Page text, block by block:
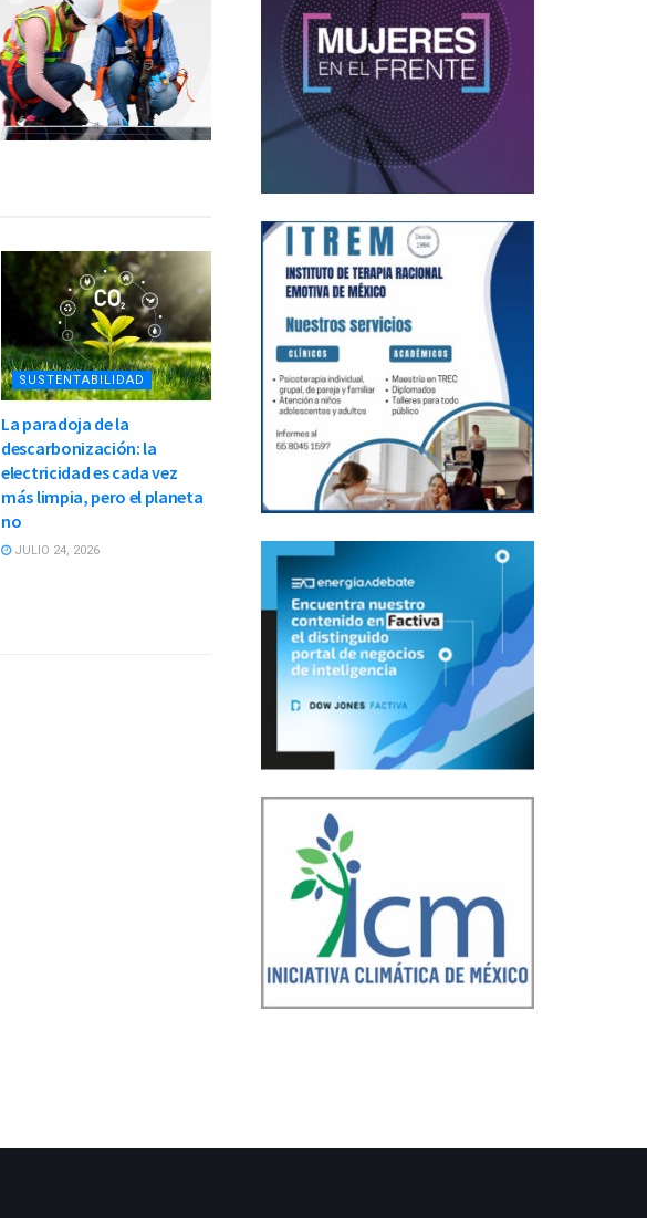
SUSTENTABILIDAD
La paradoja de la
descarbonización: la
electricidad es cada vez
más limpia, pero el planeta
no
JULIO 24, 2026